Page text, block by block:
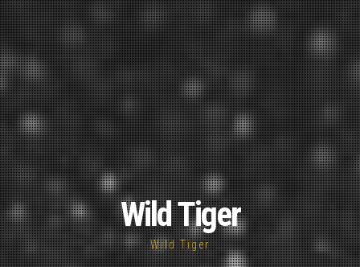
Wild Tiger
Wild Tiger